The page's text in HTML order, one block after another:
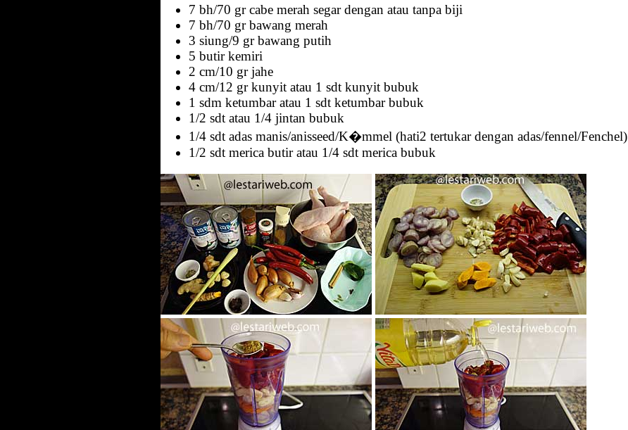
7 bh/70 gr cabe merah segar dengan atau tanpa biji
7 bh/70 gr bawang merah
3 siung/9 gr bawang putih
5 butir kemiri
2 cm/10 gr jahe
4 cm/12 gr kunyit atau 1 sdt kunyit bubuk
1 sdm ketumbar atau 1 sdt ketumbar bubuk
1/2 sdt atau 1/4 jintan bubuk
1/4 sdt adas manis/anisseed/K�mmel (hati2 tertukar dengan adas/fennel/Fenchel)
1/2 sdt merica butir atau 1/4 sdt merica bubuk